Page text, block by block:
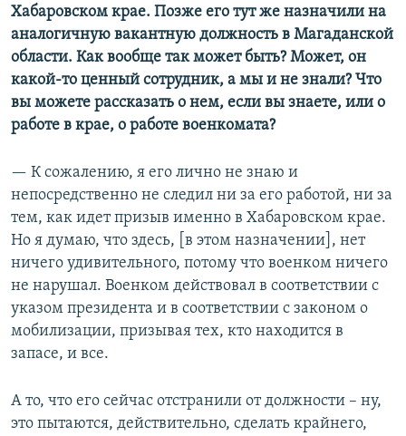
Хабаровском крае. Позже его тут же назначили на
аналогичную вакантную должность в Магаданской
области. Как вообще так может быть? Может, он
какой-то ценный сотрудник, а мы и не знали? Что
вы можете рассказать о нем, если вы знаете, или о
работе в крае, о работе военкомата?
— К сожалению, я его лично не знаю и
непосредственно не следил ни за его работой, ни за
тем, как идет призыв именно в Хабаровском крае.
Но я думаю, что здесь, [в этом назначении], нет
ничего удивительного, потому что военком ничего
не нарушал. Военком действовал в соответствии с
указом президента и в соответствии с законом о
мобилизации, призывая тех, кто находится в
запасе, и все.
А то, что его сейчас отстранили от должности – ну,
это пытаются, действительно, сделать крайнего,